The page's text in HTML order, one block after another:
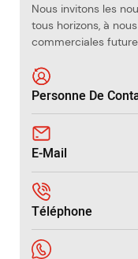
Nous invitons les
tous horizons, à
commerciales
Personne De
E-Mail
Téléphone